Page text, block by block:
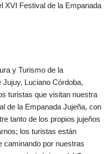
XVI Festival de la Empanada
y Turismo de la
Luciano Córdoba,
turistas que visitan nuestra
de la Empanada Jujeña, con
tanto de los propios jujeños
los turistas están
caminando por nuestras